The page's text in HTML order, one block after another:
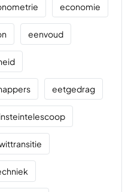
economie
eenvoud
eetgedrag